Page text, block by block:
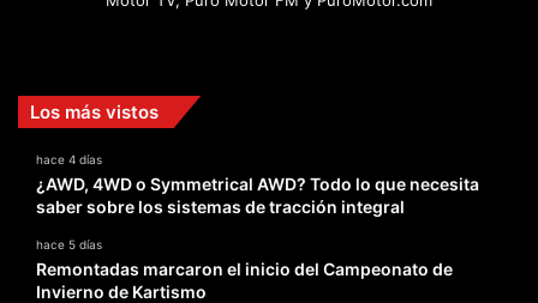
Los más vistos
hace 4 días
¿AWD, 4WD o Symmetrical AWD? Todo lo que necesita
saber sobre los sistemas de tracción integral
hace 5 días
Remontadas marcaron el inicio del Campeonato de
Invierno de Kartismo